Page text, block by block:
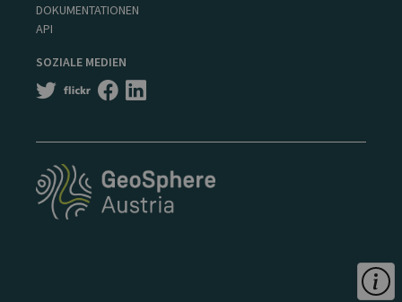
DOKUMENTATIONEN
API
SOZIALE MEDIEN